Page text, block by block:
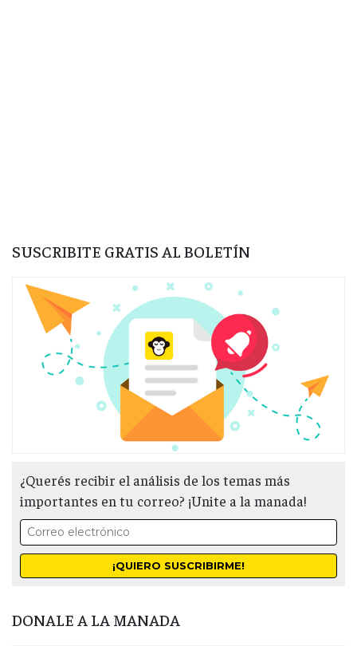
SUSCRIBITE GRATIS AL BOLETÍN
¿Querés recibir el análisis de los temas más
importantes en tu correo? ¡Unite a la manada!
DONALE A LA MANADA